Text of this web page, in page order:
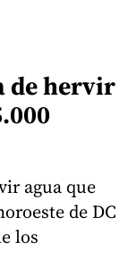
de hervir
agua que
de DC
los